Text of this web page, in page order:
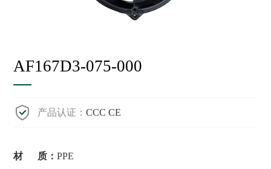
AF167D3-075-000
产品认证：CCC CE
材 质：PPE